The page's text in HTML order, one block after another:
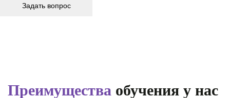
Преимущества обучения у нас